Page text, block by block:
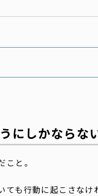
にしかならな
と。
ても行動に起こさなけ